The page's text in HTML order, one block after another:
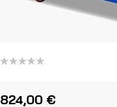
5
824,00 €